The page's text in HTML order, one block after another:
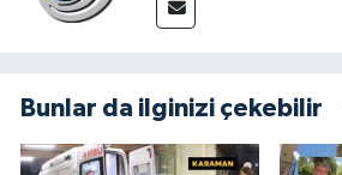
Bunlar da ilginizi çekebilir